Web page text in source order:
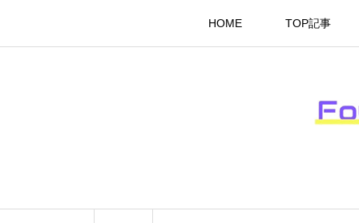
HOME TOP記事